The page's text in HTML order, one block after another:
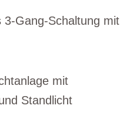
3-Gang-Schaltung mit
mit
Standlicht